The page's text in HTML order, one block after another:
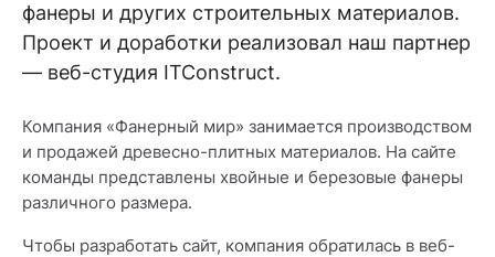
фанеры и других строительных материалов.
Проект и доработки реализовал наш партнер
— веб-студия ITConstruct.
Компания «Фанерный мир» занимается производством
и продажей древесно-плитных материалов. На сайте
команды представлены хвойные и березовые фанеры
различного размера.
Чтобы разработать сайт, компания обратилась в веб-